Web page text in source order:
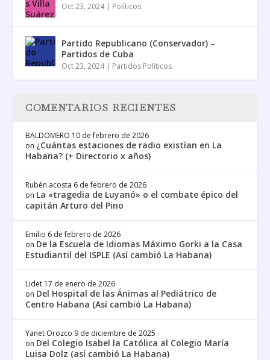
Oct 23, 2024| Políticos
Partido Republicano (Conservador) –
Partidos de Cuba
Oct 23, 2024| Partidos Políticos
COMENTARIOS RECIENTES
BALDOMERO 10 de febrero de 2026
on ¿Cuántas estaciones de radio existían en La
Habana? (+ Directorio x años)
Rubén acosta 6 de febrero de 2026
on La «tragedia de Luyanó» o el combate épico del
capitán Arturo del Pino
Emilio 6 de febrero de 2026
on De la Escuela de Idiomas Máximo Gorki a la Casa
Estudiantil del ISPLE (Así cambió La Habana)
Lidet 17 de enero de 2026
on Del Hospital de las Ánimas al Pediátrico de
Centro Habana (Así cambió La Habana)
Yanet Orozco 9 de diciembre de 2025
on Del Colegio Isabel la Católica al Colegio María
Luisa Dolz (así cambió La Habana)